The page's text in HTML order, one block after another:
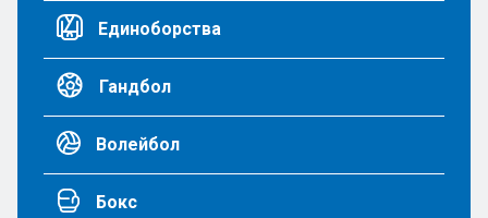
Единоборства
Гандбол
Волейбол
Бокс